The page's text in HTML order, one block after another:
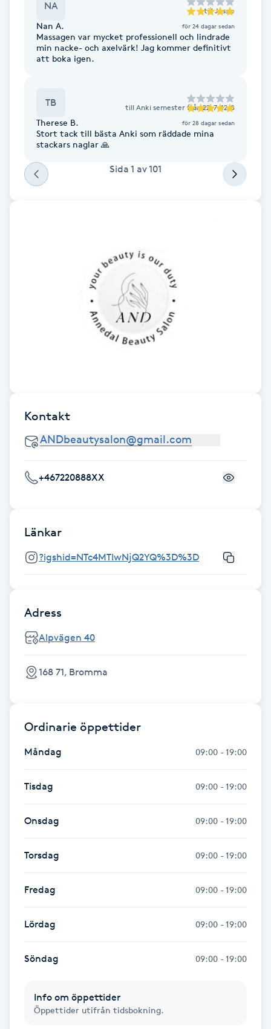
Gel naglar
Gellack
Gellack med förstärkning
Gravidmassage
Healing
Herrklippning
HIFU
Hollywood Peel
Hot Stone Massage
Hot yoga
Hudföryngring
Hyperhidros
Hypnos
Hårborttagning
Hårbottenbehandling
Hårförlängning
Hårvård
Hälsa
NA till Jessie
Nan A. för 24 dagar sedan
Massagen var mycket professionell och lindrade
min nacke- och axelvärk! Jag kommer definitivt
att boka igen.
TB till Anki semester från 22-7-12/8
Therese B. för 28 dagar sedan
Stort tack till bästa Anki som räddade mina
stackars naglar 🙏
Sida 1 av101
Kontakt
+467220888XX
Länkar
?igshid=NTc4MTIwNjQ2YQ%3D%3D
Adress
Alpvägen 40
168 71, Bromma
Ordinarie öppettider
Måndag 09:00 - 19:00
Tisdag 09:00 - 19:00
Onsdag 09:00 - 19:00
Torsdag 09:00 - 19:00
Fredag 09:00 - 19:00
Lördag 09:00 - 19:00
Söndag 09:00 - 19:00
Info om öppettider
Öppettider utifrån tidsbokning.